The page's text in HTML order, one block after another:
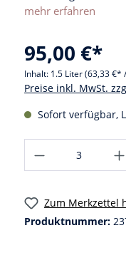
mehr erfahren
95,00 €*
Inhalt: 1.5 Liter(63,33 €*
Preise inkl. MwSt.
Sofort verfügbar,
Zum Merkzettel
Produktnummer: